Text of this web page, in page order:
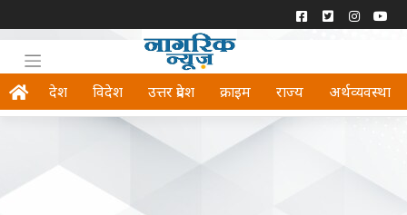
देश विदेश उत्तर प्रदेश क्राइम राज्य अर्थव्यवस्था